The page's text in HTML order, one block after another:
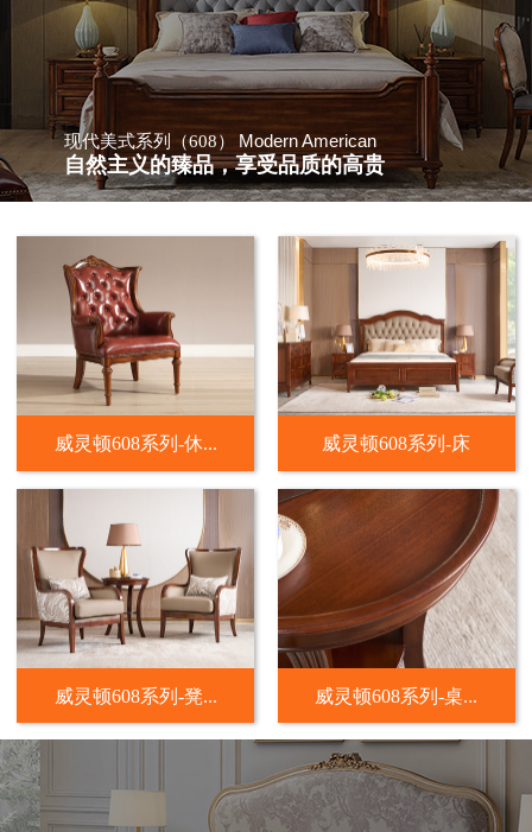
现代美式系列（608） Modern American
自然主义的臻品，享受品质的高贵
威灵顿608系列-休... 威灵顿608系列-床
威灵顿608系列-凳... 威灵顿608系列-桌...